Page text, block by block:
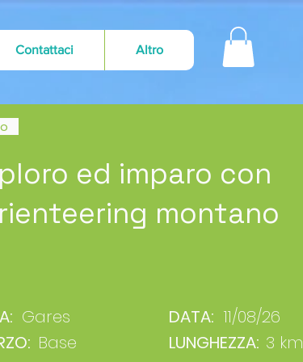
Contattaci Altro
ed imparo con
montano
Gares
Base
DATA: 11/08/26
LUNGHEZZA: 3 km